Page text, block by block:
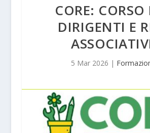
CORE: CORSO
DIRIGENTI E
5 Mar 2026 |